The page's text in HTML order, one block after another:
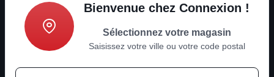
Informations
Rejoignez-nous
Bienvenue chez Connexion !
Sélectionnez votre magasin
Saisissez votre ville ou votre code postal